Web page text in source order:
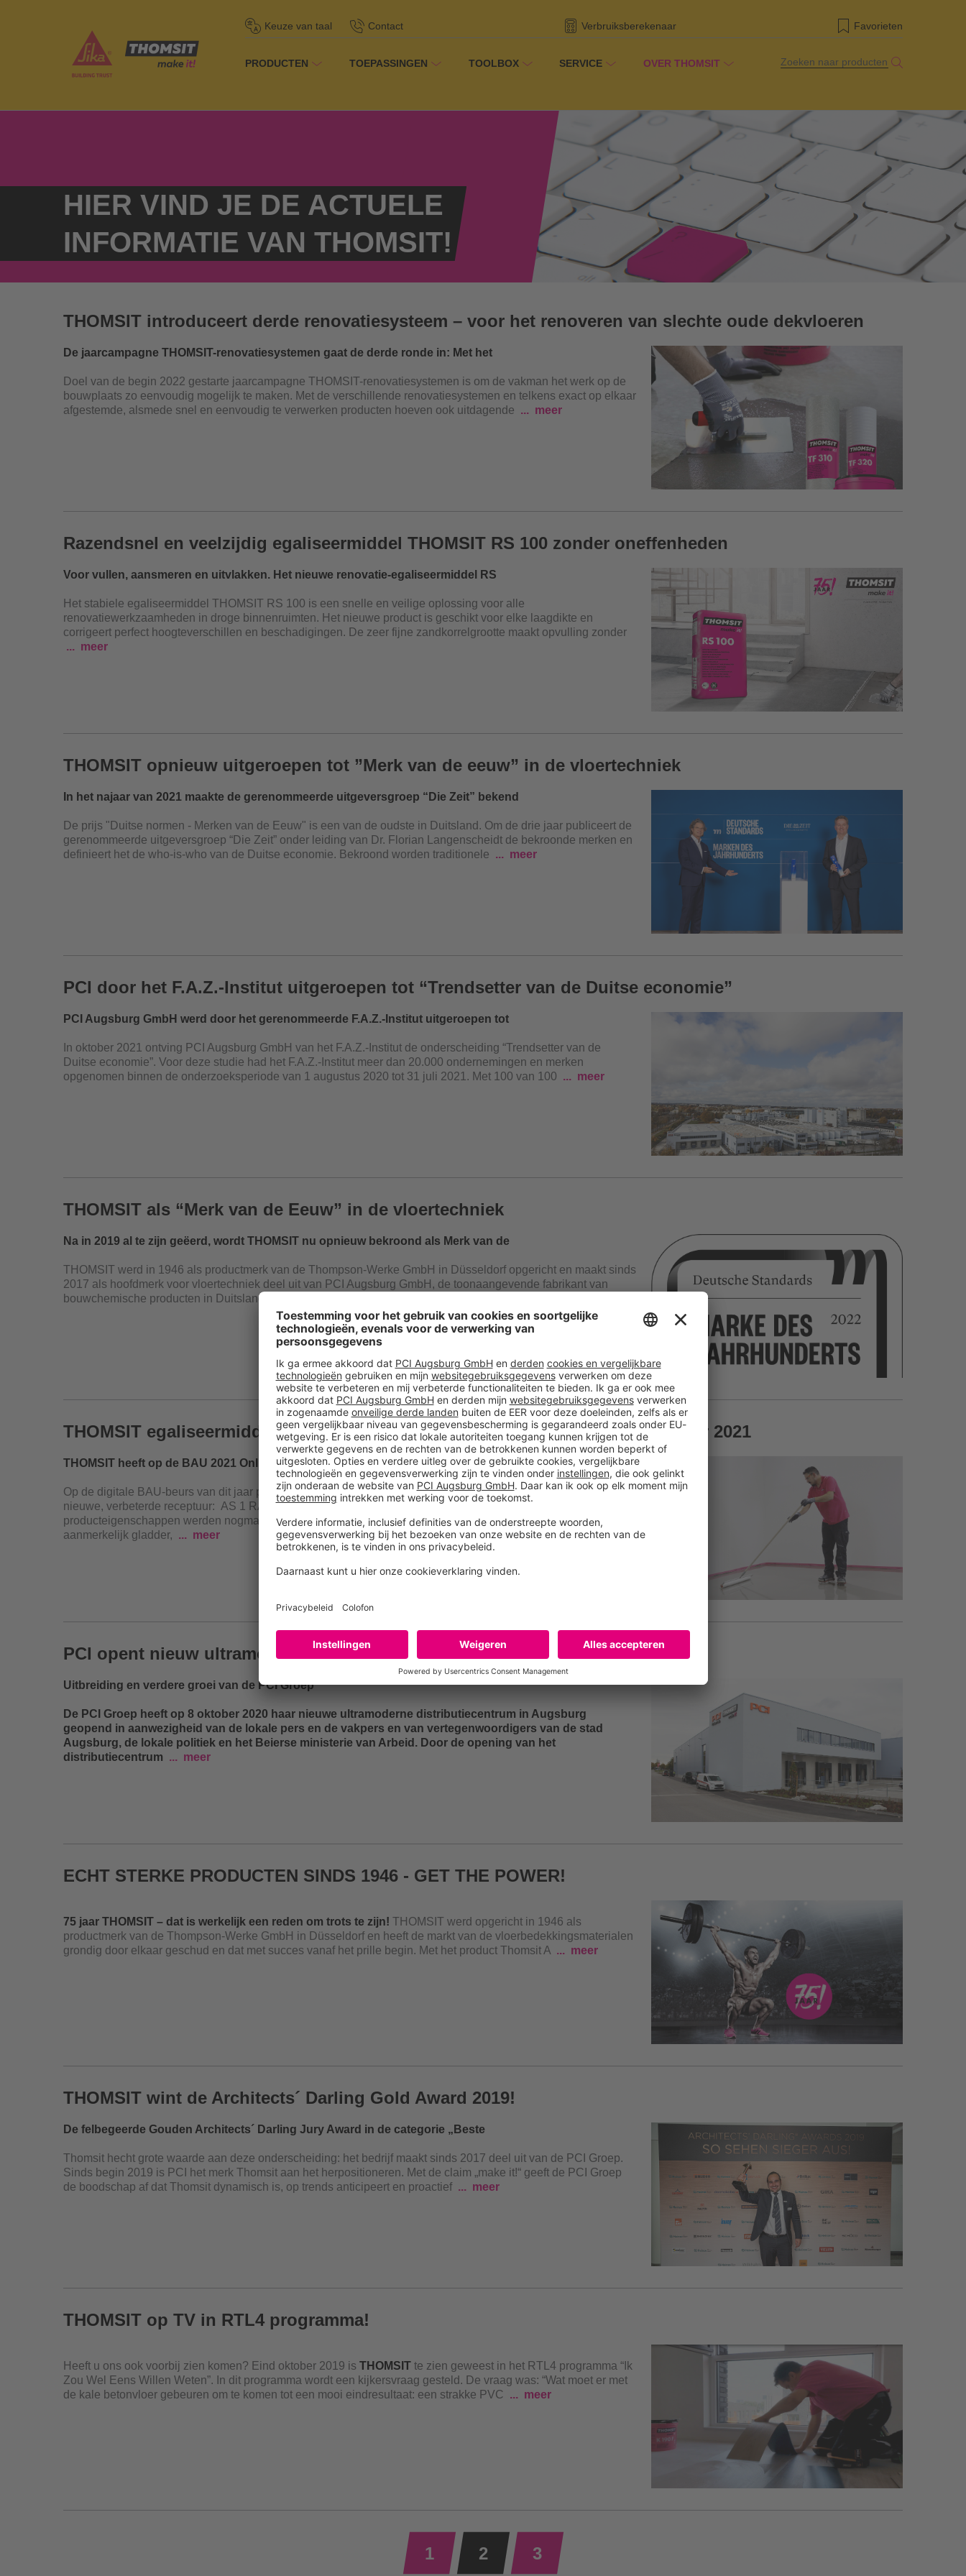
Keuze van taal Contact Verbruiksberekenaar Favorieten
PRODUCTEN TOEPASSINGEN TOOLBOX SERVICE OVER THOMSIT Zoeken naar producten
HIER VIND JE DE ACTUELE
INFORMATIE VAN THOMSIT!
THOMSIT introduceert derde renovatiesysteem – voor het renoveren van slechte oude dekvloeren
De jaarcampagne THOMSIT-renovatiesystemen gaat de derde ronde in: Met het
Doel van de begin 2022 gestarte jaarcampagne THOMSIT-renovatiesystemen is om de vakman het werk op de
bouwplaats zo eenvoudig mogelijk te maken. Met de verschillende renovatiesystemen en telkens exact op elkaar
afgestemde, alsmede snel en eenvoudig te verwerken producten hoeven ook uitdagende
meer
Razendsnel en veelzijdig egaliseermiddel THOMSIT RS 100 zonder oneffenheden
Voor vullen, aansmeren en uitvlakken. Het nieuwe renovatie-egaliseermiddel RS
Het stabiele egaliseermiddel THOMSIT RS 100 is een snelle en veilige oplossing voor alle
renovatiewerkzaamheden in droge binnenruimten. Het nieuwe product is geschikt voor elke laagdikte en
corrigeert perfect hoogteverschillen en beschadigingen. De zeer fijne zandkorrelgrootte maakt opvulling zonder
meer
THOMSIT opnieuw uitgeroepen tot ”Merk van de eeuw” in de vloertechniek
In het najaar van 2021 maakte de gerenommeerde uitgeversgroep “Die Zeit” bekend
De prijs "Duitse normen - Merken van de Eeuw" is een van de oudste in Duitsland. Om de drie jaar publiceert de
gerenommeerde uitgeversgroep “Die Zeit” onder leiding van Dr. Florian Langenscheidt de bekroonde merken en
definieert het de who-is-who van de Duitse economie. Bekroond worden traditionele
meer
PCI door het F.A.Z.-Institut uitgeroepen tot “Trendsetter van de Duitse economie”
PCI Augsburg GmbH werd door het gerenommeerde F.A.Z.-Institut uitgeroepen tot
In oktober 2021 ontving PCI Augsburg GmbH van het F.A.Z.-Institut de onderscheiding “Trendsetter van de
Duitse economie”. Voor deze studie had het F.A.Z.-Institut meer dan 20.000 ondernemingen en merken
opgenomen binnen de onderzoeksperiode van 1 augustus 2020 tot 31 juli 2021. Met 100 van 100
meer
THOMSIT als “Merk van de Eeuw” in de vloertechniek
Na in 2019 al te zijn geëerd, wordt THOMSIT nu opnieuw bekroond als Merk van de
THOMSIT werd in 1946 als productmerk van de Thompson-Werke GmbH in Düsseldorf opgericht en maakt sinds
2017 als hoofdmerk voor vloertechniek deel uit van PCI Augsburg GmbH, de toonaangevende fabrikant van
bouwchemische producten in Duitsland, met meer dan 1200 medewerkers en een omzet van
THOMSIT egaliseermiddelen met verbeterde receptuur vormen de opmaat voor 2021
THOMSIT heeft op de BAU 2021 Online de egaliseermiddelen XXL POWER, AS 1 RAPID
Op de digitale BAU-beurs van dit jaar presenteerde THOMSIT drie van zijn beproefde egaliseermiddelen met
nieuwe, verbeterde receptuur: AS 1 RAPID, XXL POWER, en XXL XPRESS. De gunstige
producteigenschappen werden nogmaals verbeterd en aangevuld met andere: de oppervlakken zijn
aanmerkelijk gladder,
meer
PCI opent nieuw ultramodern distributiecentrum
Uitbreiding en verdere groei van de PCI Groep
De PCI Groep heeft op 8 oktober 2020 haar nieuwe ultramoderne distributiecentrum in Augsburg
geopend in aanwezigheid van de lokale pers en de vakpers en van vertegenwoordigers van de stad
Augsburg, de lokale politiek en het Beierse ministerie van Arbeid. Door de opening van het
distributiecentrum
meer
ECHT STERKE PRODUCTEN SINDS 1946 - GET THE POWER!
75 jaar THOMSIT – dat is werkelijk een reden om trots te zijn! THOMSIT werd opgericht in 1946 als
productmerk van de Thompson-Werke GmbH in Düsseldorf en heeft de markt van de vloerbedekkingsmaterialen
grondig door elkaar geschud en dat met succes vanaf het prille begin. Met het product Thomsit A
meer
THOMSIT wint de Architects´ Darling Gold Award 2019!
De felbegeerde Gouden Architects´ Darling Jury Award in de categorie „Beste
Thomsit hecht grote waarde aan deze onderscheiding: het bedrijf maakt sinds 2017 deel uit van de PCI Groep.
Sinds begin 2019 is PCI het merk Thomsit aan het herpositioneren. Met de claim „make it!“ geeft de PCI Groep
de boodschap af dat Thomsit dynamisch is, op trends anticipeert en proactief
meer
THOMSIT op TV in RTL4 programma!
Heeft u ons ook voorbij zien komen? Eind oktober 2019 is THOMSIT te zien geweest in het RTL4 programma “Ik
Zou Wel Eens Willen Weten”. In dit programma wordt een kijkersvraag gesteld. De vraag was: “Wat moet er met
de kale betonvloer gebeuren om te komen tot een mooi eindresultaat: een strakke PVC
meer
1 2 3